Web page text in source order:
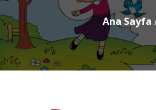
Ana Sayfa